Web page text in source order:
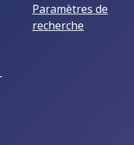
Paramètres de
recherche